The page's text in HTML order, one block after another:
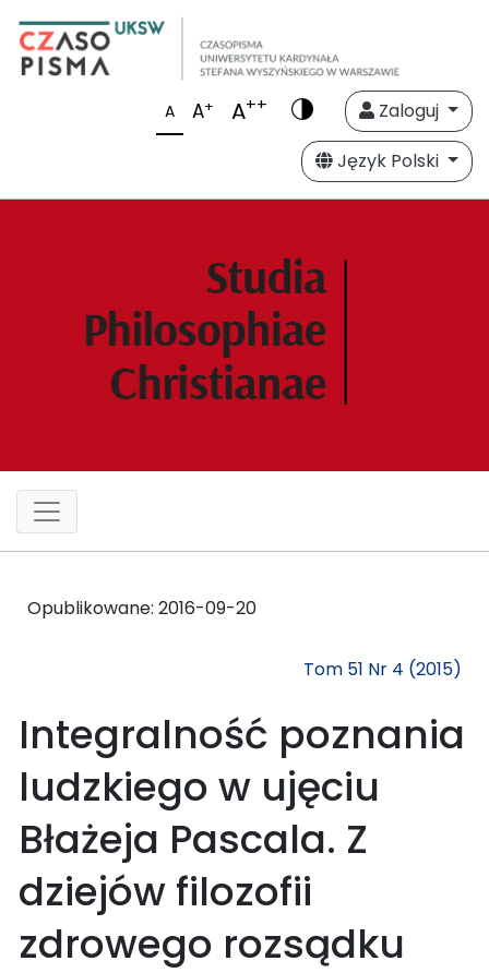
A A+ A++
Zaloguj
Język Polski
Opublikowane: 2016-09-20
Tom 51 Nr 4 (2015)
Integralność poznania
ludzkiego w ujęciu
Błażeja Pascala. Z
dziejów filozofii
zdrowego rozsądku